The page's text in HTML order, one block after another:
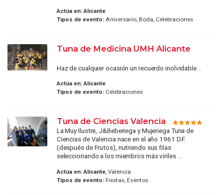
Actúa en: Alicante
Tipos de evento:Aniversario, Boda, Celebraciones
Tuna de Medicina UMH Alicante
Haz de cualquier ocasión un recuerdo inolvidable...
Actúa en: Alicante
Tipos de evento:Celebraciones
Tuna de Ciencias Valencia
La Muy Ilustre, J&Beberiega y Mujeriega Tuna de
Ciencias de Valencia nace en el año 1961 D.F.
(después de Frutos), nutriendo sus filas
seleccionando a los miembros más viriles ...
Actúa en: Alicante, Valencia
Tipos de evento:Fiestas, Eventos